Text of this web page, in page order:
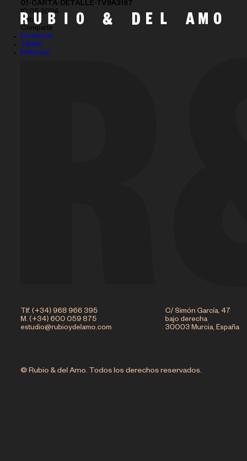
01-CARTA-DETALLE-7V9A3187
10.05.2024
Subir
Compartir
Facebook
Twitter
Pinterest
Tlf. (+34) 968 966 395
M. (+34) 600 059 875
estudio@rubioydelamo.com
C/ Simón García, 47
bajo derecha
30003 Murcia, España
© Rubio & del Amo. Todos los derechos reservados.